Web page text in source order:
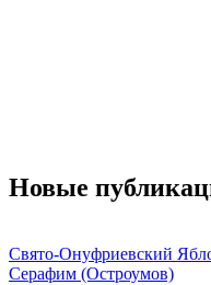
Новые
Свято-Онуфриевский
Серафим (Остроумов)